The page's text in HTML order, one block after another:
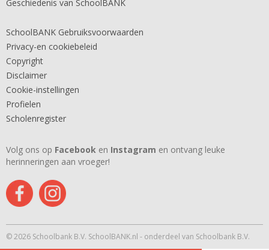
Geschiedenis van SchoolBANK
SchoolBANK Gebruiksvoorwaarden
Privacy-en cookiebeleid
Copyright
Disclaimer
Cookie-instellingen
Profielen
Scholenregister
Volg ons op Facebook en Instagram en ontvang leuke
herinneringen aan vroeger!
© 2026 Schoolbank B.V. SchoolBANK.nl - onderdeel van Schoolbank B.V.